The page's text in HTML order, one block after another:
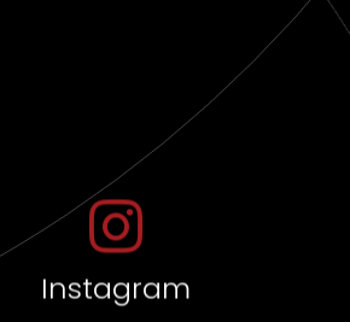
Instagram